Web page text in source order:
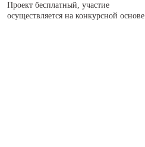
Проект бесплатный, участие
осуществляется на конкурсной основе